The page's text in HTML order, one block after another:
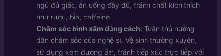
ngủ đủ giấc, ăn uống đầy đủ, tránh chất kích thích
như rượu, bia, caffeine.
Chăm sóc hình xăm đúng cách: Tuân thủ hướng
dẫn chăm sóc của nghệ sĩ. Vệ sinh thường xuyên,
sử dụng kem dưỡng ẩm, tránh tiếp xúc trực tiếp với